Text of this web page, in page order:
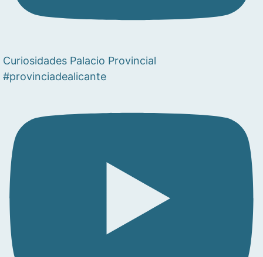
Curiosidades Palacio Provincial
#provinciadealicante